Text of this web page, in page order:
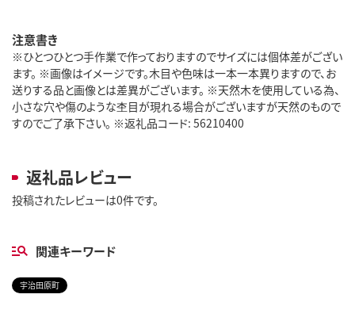
注意書き
※ひとつひとつ手作業で作っておりますのでサイズには個体差がござい
ます。 ※画像はイメージです。木目や色味は一本一本異りますので、お
送りする品と画像とは差異がございます。 ※天然木を使用している為、
小さな穴や傷のような杢目が現れる場合がございますが天然のもので
すのでご了承下さい。 ※返礼品コード: 56210400
返礼品レビュー
投稿されたレビューは0件です。
関連キーワード
宇治田原町